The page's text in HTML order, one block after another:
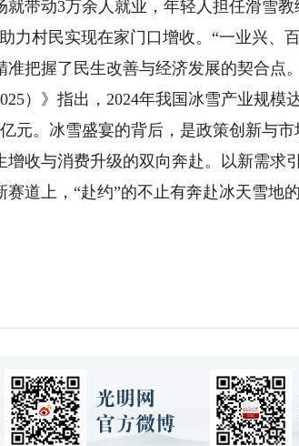
带动3万余人就业，年轻人担任滑雪
力村民实现在家门口增收。“一业兴、
把握了民生改善与经济发展的契合点。
）》指出，2024年我国冰雪产业规模
元。冰雪盛宴的背后，是政策创新与市
收与消费升级的双向奔赴。以新需求
道上，“赴约”的不止有奔赴冰天雪地